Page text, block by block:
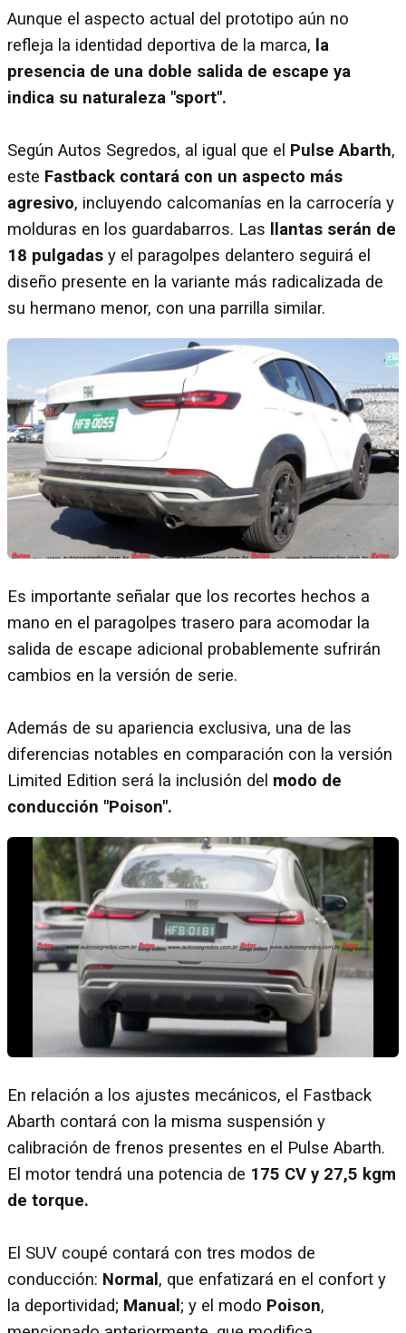
Aunque el aspecto actual del prototipo aún no
refleja la identidad deportiva de la marca, la
presencia de una doble salida de escape ya
indica su naturaleza "sport".
Según Autos Segredos, al igual que el Pulse Abarth,
este Fastback contará con un aspecto más
agresivo, incluyendo calcomanías en la carrocería y
molduras en los guardabarros. Las
llantas serán de
18 pulgadas y el paragolpes delantero seguirá el
diseño presente en la variante más radicalizada de
su hermano menor, con una parrilla similar.
Es importante señalar que los recortes hechos a
mano en el paragolpes trasero para acomodar la
salida de escape adicional probablemente sufrirán
cambios en la versión de serie.
Además de su apariencia exclusiva, una de las
diferencias notables en comparación con la versión
Limited Edition será la inclusión del modo de
conducción "Poison".
En relación a los ajustes mecánicos, el Fastback
Abarth contará con la misma suspensión y
calibración de frenos presentes en el Pulse Abarth.
El motor tendrá una potencia de 175 CV y 27,5 kgm
de torque.
El SUV coupé contará con tres modos de
conducción: Normal , que enfatizará en el confort y
la deportividad; Manual ; y el modo Poison,